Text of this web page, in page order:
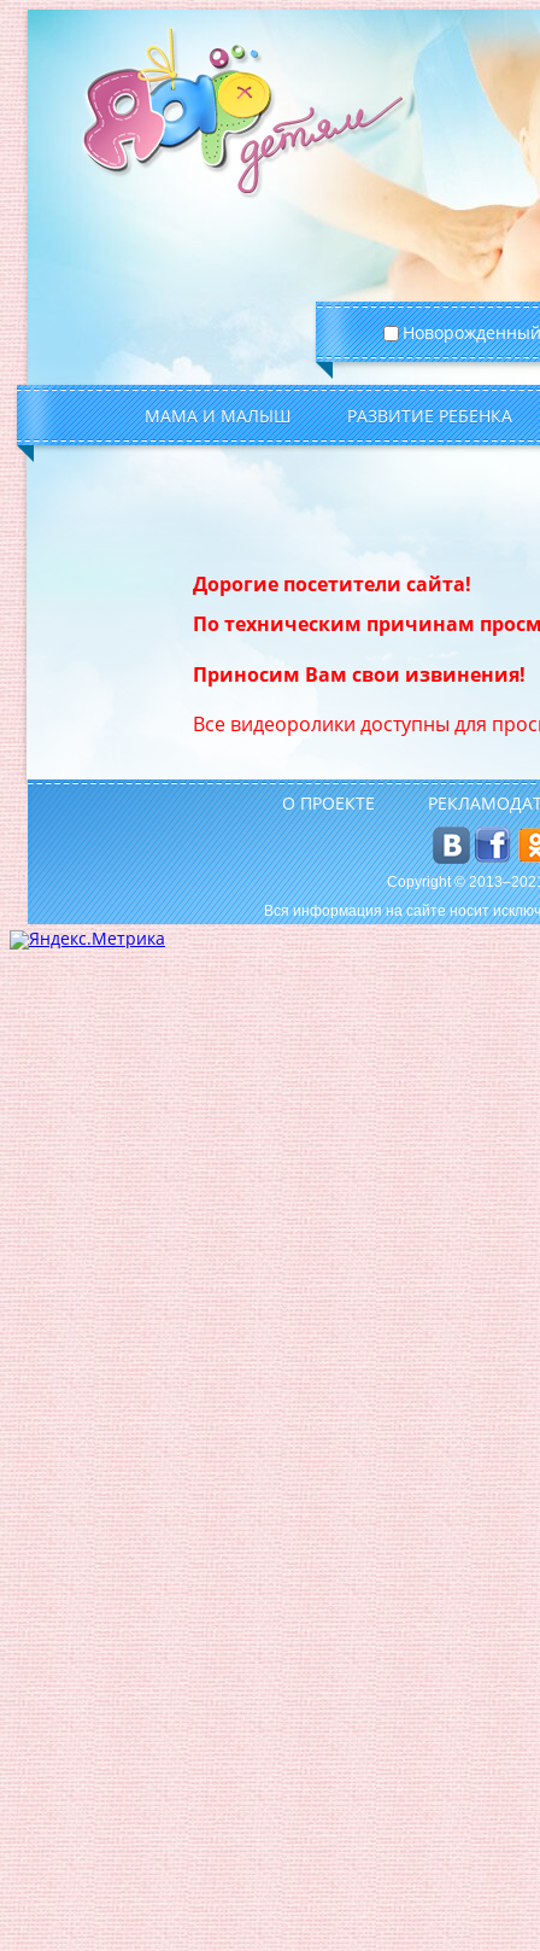
МАМА И МАЛЫШ РАЗВИТИЕ РЕБЕНКА
Дорогие посетители сайта!
По техническим причинам
Приносим Вам свои извинения!
Все видеоролики доступны для
О ПРОЕКТЕ
Copyright ©
Вся информация на сайте носит